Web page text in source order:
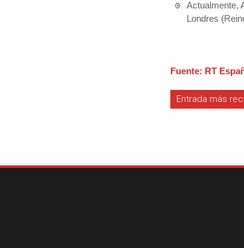
Actualmente,
Londres
Fuente: RT
Entrada más